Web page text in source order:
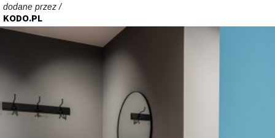
dodane przez /
KODO.PL